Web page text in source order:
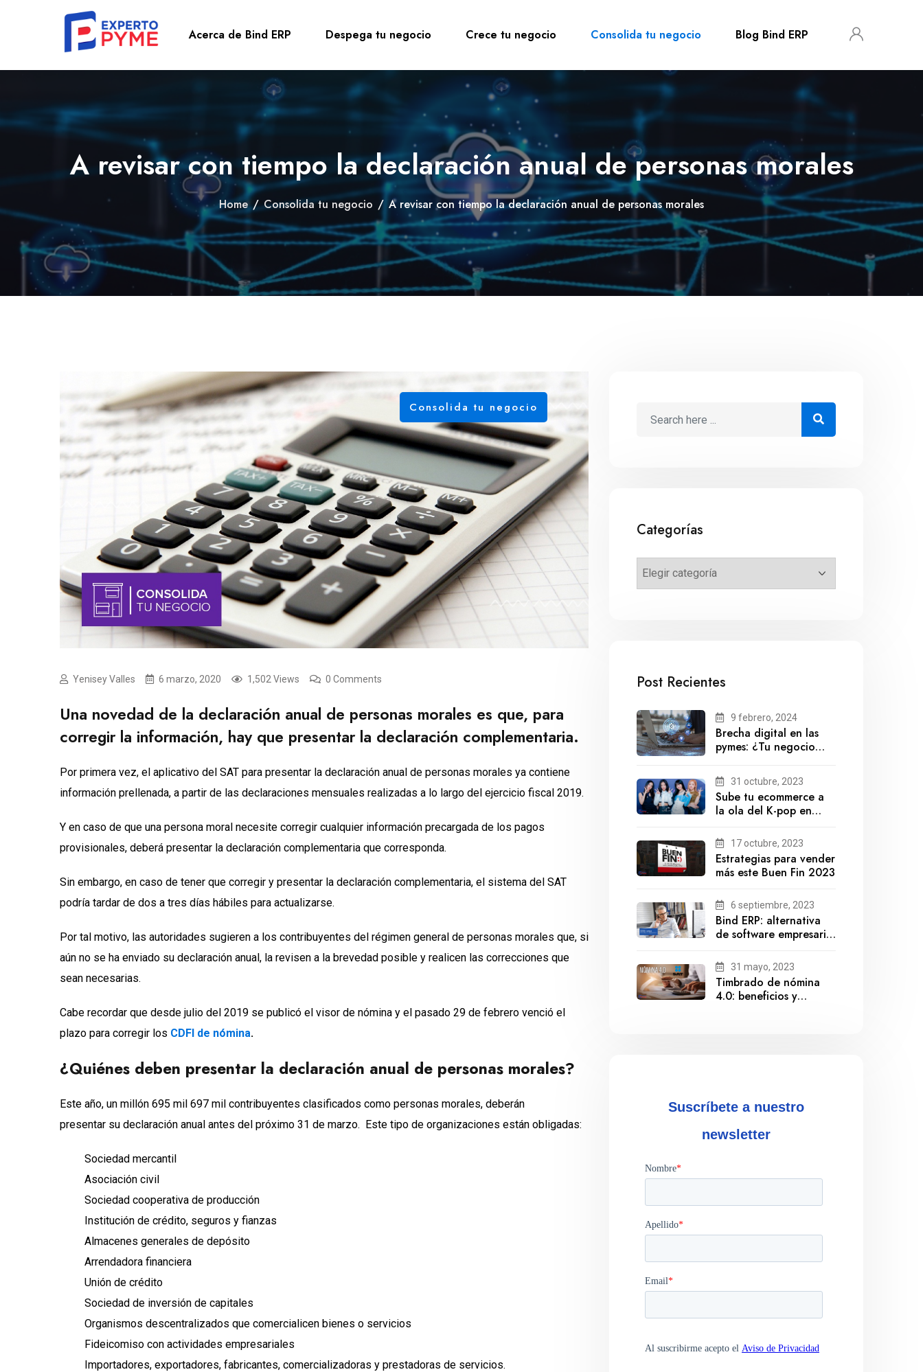
Acerca de Bind ERP Despega tu negocio Crece tu negocio Consolida tu negocio Blog Bind ERP
A revisar con tiempo la declaración anual de personas morales
Home / Consolida tu negocio / A revisar con tiempo la declaración anual de personas morales
Consolida tu negocio
Yenisey Valles 6 marzo, 2020 1,502 Views 0 Comments
Una novedad de la declaración anual de personas morales es que, para
corregir la información, hay que presentar la declaración complementaria.
Por primera vez, el aplicativo del SAT para presentar la declaración anual de personas morales ya contiene
información prellenada, a partir de las declaraciones mensuales realizadas a lo largo del ejercicio fiscal 2019.
Y en caso de que una persona moral necesite corregir cualquier información precargada de los pagos
provisionales, deberá presentar la declaración complementaria que corresponda.
Sin embargo, en caso de tener que corregir y presentar la declaración complementaria, el sistema del SAT
podría tardar de dos a tres días hábiles para actualizarse.
Por tal motivo, las autoridades sugieren a los contribuyentes del régimen general de personas morales que, si
aún no se ha enviado su declaración anual, la revisen a la brevedad posible y realicen las correcciones que
sean necesarias.
Cabe recordar que desde julio del 2019 se publicó el visor de nómina y el pasado 29 de febrero venció el
plazo para corregir los CDFI de nómina.
¿Quiénes deben presentar la declaración anual de personas morales?
Este año, un millón 695 mil 697 mil contribuyentes clasificados como personas morales, deberán
presentar su declaración anual antes del próximo 31 de marzo. Este tipo de organizaciones están obligadas:
Sociedad mercantil
Asociación civil
Sociedad cooperativa de producción
Institución de crédito, seguros y fianzas
Almacenes generales de depósito
Arrendadora financiera
Unión de crédito
Sociedad de inversión de capitales
Organismos descentralizados que comercialicen bienes o servicios
Fideicomiso con actividades empresariales
Importadores, exportadores, fabricantes, comercializadoras y prestadoras de servicios.
Categorías
Post Recientes
9 febrero, 2024
Brecha digital en las
pymes: ¿Tu negocio
futuro?31 octubre, 2023
Sube tu ecommerce a
la ola del K-pop en
17 octubre, 2023
Estrategias para vender
más este Buen Fin 2023
6 septiembre, 2023
Bind ERP: alternativa
de software empresarial
Gestionix
31 mayo, 2023
Timbrado de nómina
4.0: beneficios y
Suscríbete a nuestro
newsletter